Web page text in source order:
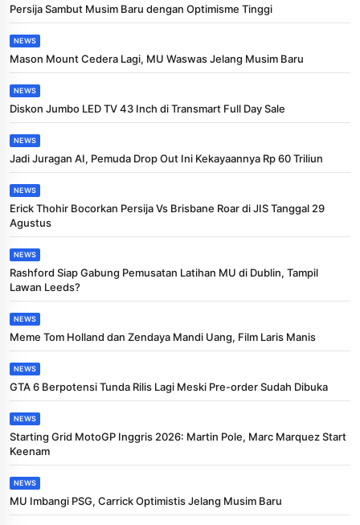
Persija Sambut Musim Baru dengan Optimisme Tinggi
NEWS
Mason Mount Cedera Lagi, MU Waswas Jelang Musim Baru
NEWS
Diskon Jumbo LED TV 43 Inch di Transmart Full Day Sale
NEWS
Jadi Juragan AI, Pemuda Drop Out Ini Kekayaannya Rp 60 Triliun
NEWS
Erick Thohir Bocorkan Persija Vs Brisbane Roar di JIS Tanggal 29
Agustus
NEWS
Rashford Siap Gabung Pemusatan Latihan MU di Dublin, Tampil
Lawan Leeds?
NEWS
Meme Tom Holland dan Zendaya Mandi Uang, Film Laris Manis
NEWS
GTA 6 Berpotensi Tunda Rilis Lagi Meski Pre-order Sudah Dibuka
NEWS
Starting Grid MotoGP Inggris 2026: Martin Pole, Marc Marquez Start
Keenam
NEWS
MU Imbangi PSG, Carrick Optimistis Jelang Musim Baru